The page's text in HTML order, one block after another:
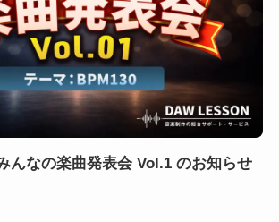
んなの楽曲発表会 Vol.1 のお知らせ